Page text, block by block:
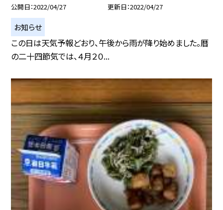
公開日 2022/04/27 更新日 2022/04/27
お知らせ
この日は天気予報どおり、午後から雨が降り始めました。暦
の二十四節気では、４月２０...